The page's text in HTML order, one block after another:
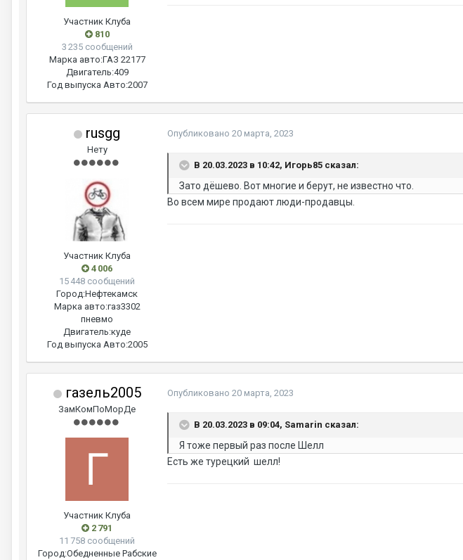
Участник Клуба
810
3 235 сообщений
Марка авто:ГАЗ 22177
Двигатель:409
Год выпуска Авто:2007
rusgg
Нету
Участник Клуба
4 006
15 448 сообщений
Город:Нефтекамск
Марка авто:газ3302
пневмо
Двигатель:куде
Год выпуска Авто:2005
Опубликовано 20 марта, 2023
В 20.03.2023 в 10:42, Игорь85 сказал:
Зато дёшево. Вот многие и берут, не известно что.
Во всем мире продают люди-продавцы.
газель2005
ЗамКомПоМорДе
Участник Клуба
2 791
11 758 сообщений
Город:Обедненные Рабские
Опубликовано 20 марта, 2023
В 20.03.2023 в 09:04, Samarin сказал:
Я тоже первый раз после Шелл
Есть же турецкий шелл!